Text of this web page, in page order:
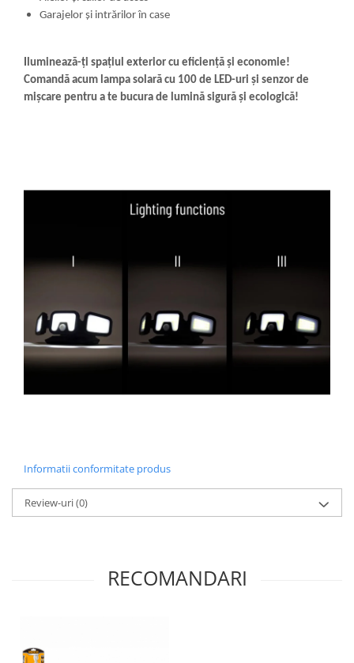
Garajelor și intrărilor în case
Iluminează-ți spațiul exterior cu eficiență și economie!
Comandă acum lampa solară cu 100 de LED-uri și senzor de
mișcare pentru a te bucura de lumină sigură și ecologică!
Informatii conformitate produs
Review-uri(0)
RECOMANDARI